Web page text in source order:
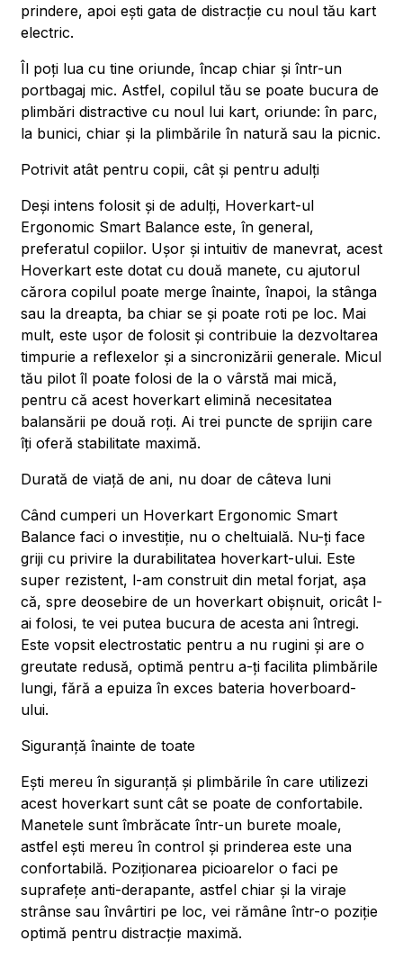
prindere, apoi ești gata de distracție cu noul tău kart
electric.
Îl poți lua cu tine oriunde, încap chiar și într-un
portbagaj mic. Astfel, copilul tău se poate bucura de
plimbări distractive cu noul lui kart, oriunde: în parc,
la bunici, chiar și la plimbările în natură sau la picnic.
Potrivit atât pentru copii, cât și pentru adulți
Deși intens folosit și de adulți, Hoverkart-ul
Ergonomic Smart Balance este, în general,
preferatul copiilor. Ușor și intuitiv de manevrat, acest
Hoverkart este dotat cu două manete, cu ajutorul
cărora copilul poate merge înainte, înapoi, la stânga
sau la dreapta, ba chiar se și poate roti pe loc. Mai
mult, este ușor de folosit și contribuie la dezvoltarea
timpurie a reflexelor și a sincronizării generale. Micul
tău pilot îl poate folosi de la o vârstă mai mică,
pentru că acest hoverkart elimină necesitatea
balansării pe două roți. Ai trei puncte de sprijin care
îți oferă stabilitate maximă.
Durată de viață de ani, nu doar de câteva luni
Când cumperi un Hoverkart Ergonomic Smart
Balance faci o investiție, nu o cheltuială. Nu-ți face
griji cu privire la durabilitatea hoverkart-ului. Este
super rezistent, l-am construit din metal forjat, așa
că, spre deosebire de un hoverkart obișnuit, oricât l-
ai folosi, te vei putea bucura de acesta ani întregi.
Este vopsit electrostatic pentru a nu rugini și are o
greutate redusă, optimă pentru a-ți facilita plimbările
lungi, fără a epuiza în exces bateria hoverboard-
ului.
Siguranță înainte de toate
Ești mereu în siguranță și plimbările în care utilizezi
acest hoverkart sunt cât se poate de confortabile.
Manetele sunt îmbrăcate într-un burete moale,
astfel ești mereu în control și prinderea este una
confortabilă. Poziționarea picioarelor o faci pe
suprafețe anti-derapante, astfel chiar și la viraje
strânse sau învârtiri pe loc, vei rămâne într-o poziție
optimă pentru distracție maximă.